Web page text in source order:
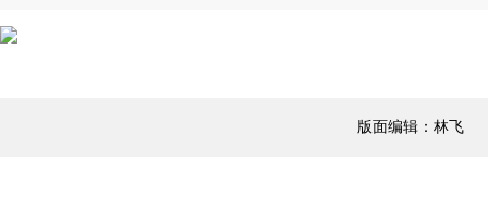
版面编辑：林飞